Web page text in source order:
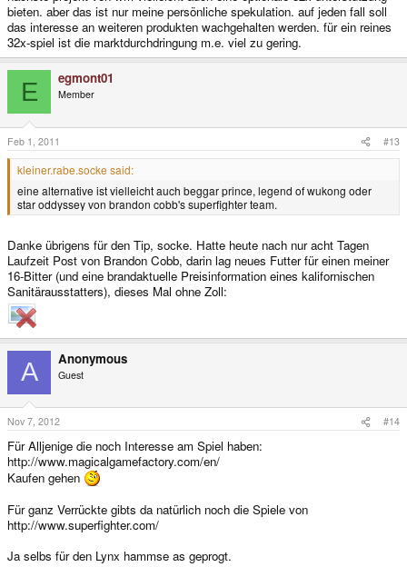
bieten. aber das ist nur meine persönliche spekulation. auf jeden fall soll
das interesse an weiteren produkten wachgehalten werden. für ein reines
32x-spiel ist die marktdurchdringung m.e. viel zu gering.
E egmont01
Member
Feb 1, 2011 #13
kleiner.rabe.socke said:
eine alternative ist vielleicht auch beggar prince, legend of wukong oder
star oddyssey von brandon cobb's superfighter team.
Danke übrigens für den Tip, socke. Hatte heute nach nur acht Tagen
Laufzeit Post von Brandon Cobb, darin lag neues Futter für einen meiner
16-Bitter (und eine brandaktuelle Preisinformation eines kalifornischen
Sanitärausstatters), dieses Mal ohne Zoll:
A Anonymous
Guest
Nov 7, 2012 #14
Für Alljenige die noch Interesse am Spiel haben:
http://www.magicalgamefactory.com/en/
Kaufen gehen
Für ganz Verrückte gibts da natürlich noch die Spiele von
http://www.superfighter.com/
Ja selbs für den Lynx hammse as geprogt.